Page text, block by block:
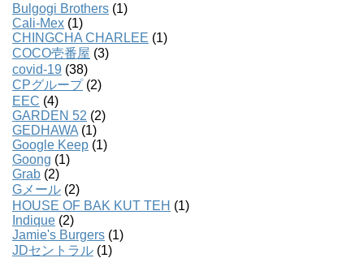
Bulgogi Brothers (1)
Cali-Mex (1)
CHINGCHA CHARLEE (1)
COCO壱番屋 (3)
covid-19 (38)
CPグループ(2)
EEC (4)
GARDEN 52 (2)
GEDHAWA (1)
Google Keep (1)
Goong (1)
Grab (2)
Gメール (2)
HOUSE OF BAK KUT TEH (1)
Indique (2)
Jamie's Burgers (1)
JDセントラル (1)